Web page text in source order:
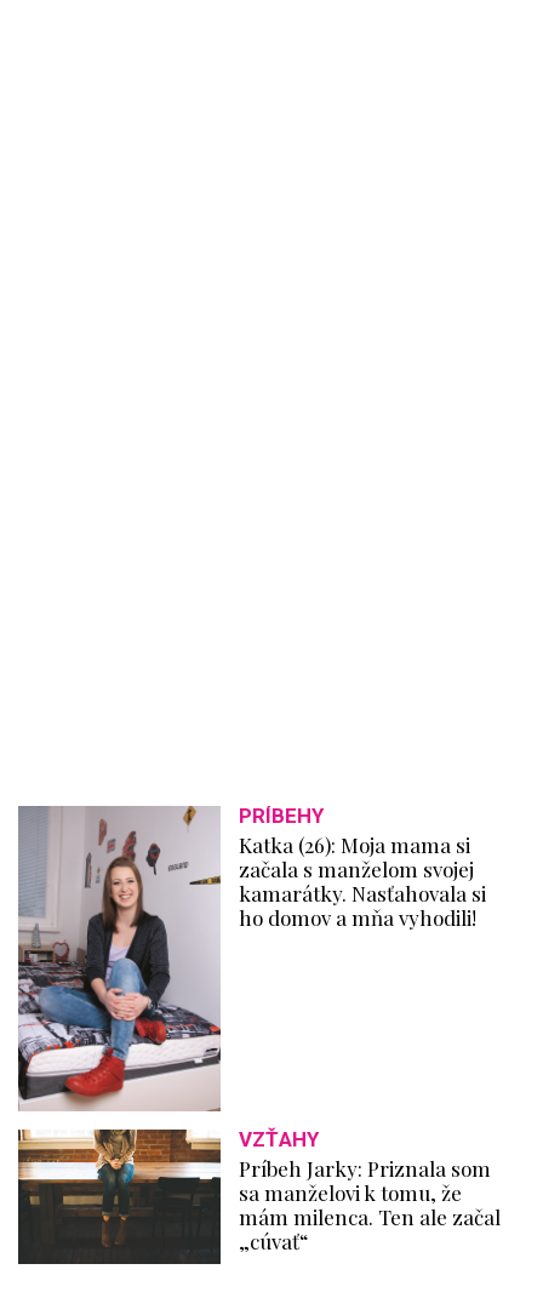
PRÍBEHY
Katka (26): Moja mama si
začala s manželom svojej
kamarátky. Nasťahovala si
ho domov a mňa vyhodili!
VZŤAHY
Príbeh Jarky: Priznala som
sa manželovi k tomu, že
mám milenca. Ten ale začal
„cúvať“